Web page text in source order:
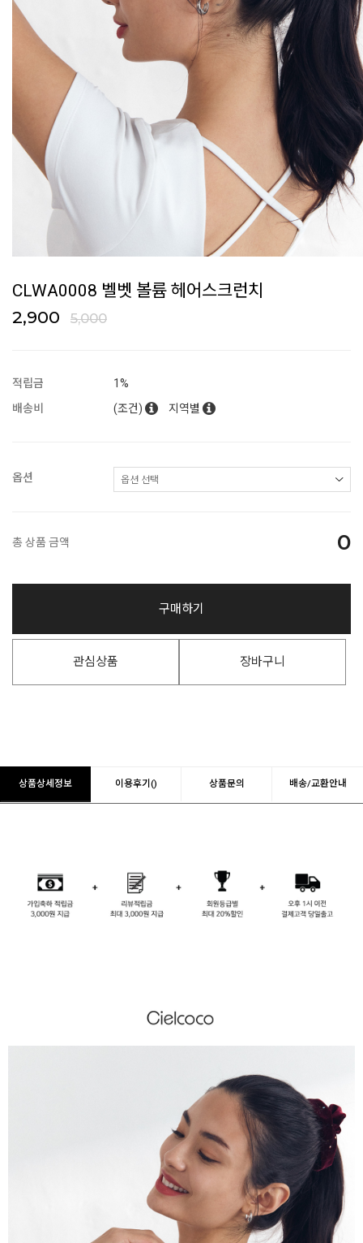
CLWA0008 벨벳 볼륨 헤어스크런치
2,900 5,000
적립금
1%
배송비
(조건) 지역별
옵션
총 상품 금액 0
구매하기
관심상품 장바구니
상품상세정보 이용후기() 상품문의 배송/교환안내